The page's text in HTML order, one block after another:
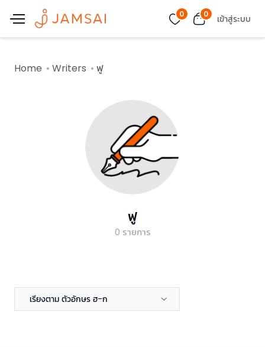
0 0 เข้าสู่ระบบ
Home Writers ฟู
ฟู
0 รายการ
เรียงตาม ตัวอักษร ฮ-ก